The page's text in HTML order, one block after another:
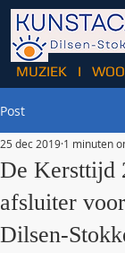
MUZIEK I
Post
De Kersttijd
afsluiter
Dilsen-
25 dec 2019 1 minuten